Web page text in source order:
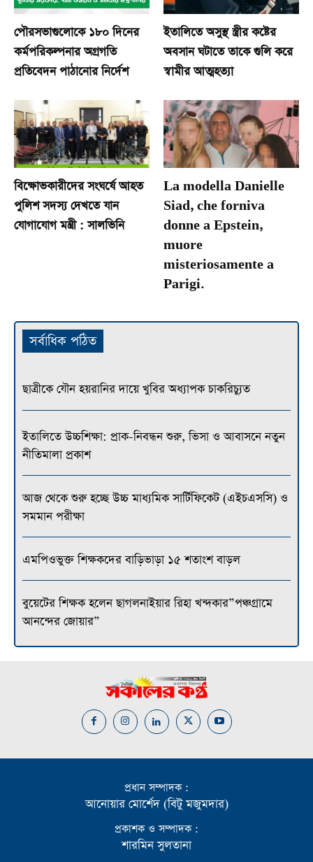
পৌরসভাগুলোকে ১৮০ দিনের
কর্মপরিকল্পনার অগ্রগতি
প্রতিবেদন পাঠানোর নির্দেশ
ইতালিতে অসুস্থ স্ত্রীর কষ্টের
অবসান ঘটাতে তাকে গুলি করে
স্বামীর আত্মহত্যা
বিক্ষোভকারীদের সংঘর্ষে আহত
পুলিশ সদস্য দেখতে যান
যোগাযোগ মন্ত্রী : সালভিনি
La modella Danielle
Siad, che forniva
donne a Epstein,
muore
misteriosamente a
Parigi.
সর্বাধিক পঠিত
ছাত্রীকে যৌন হয়রানির দায়ে খুবির অধ্যাপক চাকরিচ্যুত
ইতালিতে উচ্চশিক্ষা: প্রাক-নিবন্ধন শুরু, ভিসা ও আবাসনে নতুন
নীতিমালা প্রকাশ
আজ থেকে শুরু হচ্ছে উচ্চ মাধ্যমিক সার্টিফিকেট (এইচএসসি) ও
সমমান পরীক্ষা
এমপিওভুক্ত শিক্ষকদের বাড়িভাড়া ১৫ শতাংশ বাড়ল
বুয়েটের শিক্ষক হলেন ছাগলনাইয়ার রিহা খন্দকার”পঞ্চগ্রামে
আনন্দের জোয়ার”
প্রধান সম্পাদক :
আনোয়ার মোর্শেদ (বিটু মজুমদার)
প্রকাশক ও সম্পাদক :
শারমিন সুলতানা